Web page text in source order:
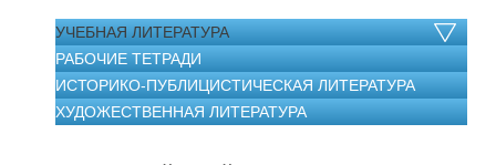
УЧЕБНАЯ ЛИТЕРАТУРА
РАБОЧИЕ ТЕТРАДИ
ИСТОРИКО-ПУБЛИЦИСТИЧЕСКАЯ ЛИТЕРАТУРА
ХУДОЖЕСТВЕННАЯ ЛИТЕРАТУРА